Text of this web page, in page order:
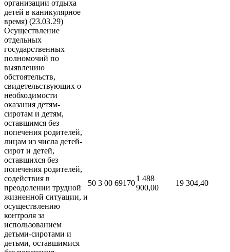
организации отдыха
детей в каникулярное
время) (23.03.29)
Осуществление
отдельных
государственных
полномочий по
выявлению
обстоятельств,
свидетельствующих о
необходимости
оказания детям-
сиротам и детям,
оставшимся без
попечения родителей,
лицам из числа детей-
сирот и детей,
оставшихся без
попечения родителей,
содействия в
преодолении трудной
жизненной ситуации, и
осуществлению
контроля за
использованием
детьми-сиротами и
детьми, оставшимися
50 3 00 69170
1 488
900,00
19 304,40